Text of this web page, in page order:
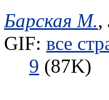
Барская М.,
GIF: все
9